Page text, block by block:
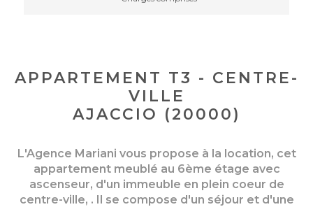
APPARTEMENT T3 - CENTRE-
VILLE
AJACCIO (20000)
L'Agence Mariani vous propose à la location, cet
appartement meublé au 6ème étage avec
ascenseur, d'un immeuble en plein coeur de
centre-ville, . Il se compose d'un séjour et d'une